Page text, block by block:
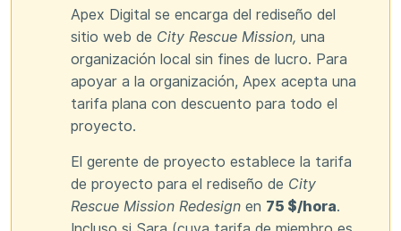
Apex Digital se encarga del rediseño del
sitio web de City Rescue Mission, una
organización local sin fines de lucro. Para
apoyar a la organización, Apex acepta una
tarifa plana con descuento para todo el
proyecto.
El gerente de proyecto establece la tarifa
de proyecto para el rediseño de City
Rescue Mission Redesign en 75 $/hora.